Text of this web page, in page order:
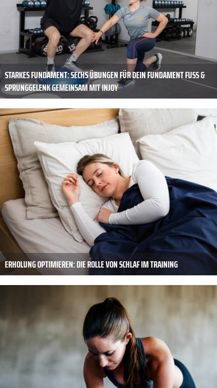
STARKES FUNDAMENT: SECHS ÜBUNGEN FÜR DEIN FUNDAMENT FUSS & S
PRUNGGELENK GEMEINSAM MIT INJOY
ERHOLUNG OPTIMIEREN: DIE ROLLE VON SCHLAF IM TRAINING